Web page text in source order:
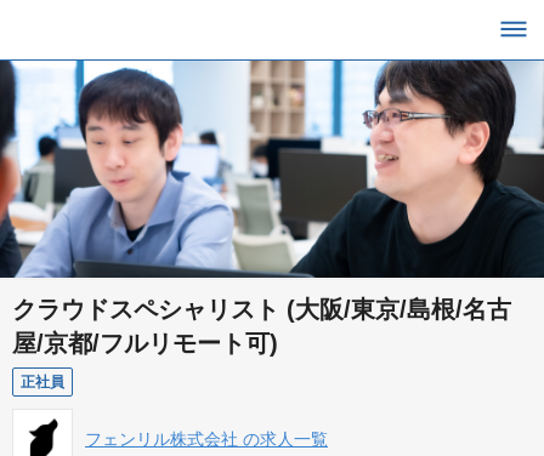
クラウドスペシャリスト (大阪/東京/島根/名古
屋/京都/フルリモート可)
正社員
フェンリル株式会社 の求人一覧